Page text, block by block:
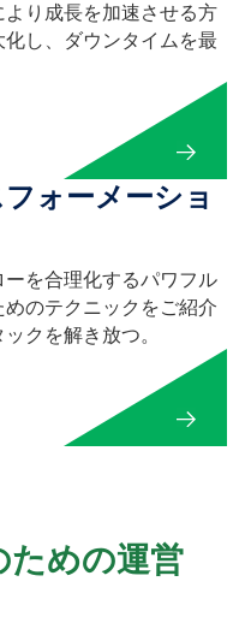
り成長を加速させる方
し、ダウンタイムを最
ォーメーショ
を合理化するパワフル
のテクニックをご紹介
クを解き放つ。
めの運営